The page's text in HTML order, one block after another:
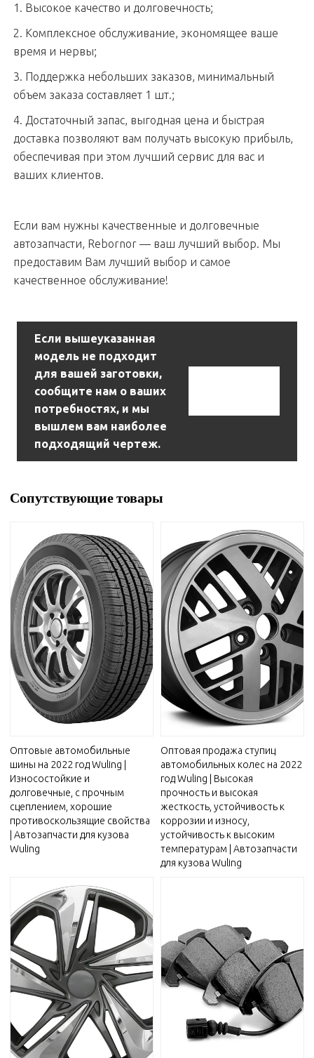
1. Высокое качество и долговечность;
2. Комплексное обслуживание, экономящее ваше
время и нервы;
3. Поддержка небольших заказов, минимальный
объем заказа составляет 1 шт.;
4. Достаточный запас, выгодная цена и быстрая
доставка позволяют вам получать высокую прибыль,
обеспечивая при этом лучший сервис для вас и
ваших клиентов.
Если вам нужны качественные и долговечные
автозапчасти, Rebornor — ваш лучший выбор. Мы
предоставим Вам лучший выбор и самое
качественное обслуживание!
Если вышеуказанная
модель не подходит
для вашей заготовки,
сообщите нам о ваших
потребностях, и мы
вышлем вам наиболее
подходящий чертеж.
Сопутствующие товары
Оптовые автомобильные
шины на 2022 год Wuling |
Износостойкие и
долговечные, с прочным
сцеплением, хорошие
противоскользящие свойства
| Автозапчасти для кузова
Wuling
Оптовая продажа ступиц
автомобильных колес на 2022
год Wuling | Высокая
прочность и высокая
жесткость, устойчивость к
коррозии и износу,
устойчивость к высоким
температурам | Автозапчасти
для кузова Wuling